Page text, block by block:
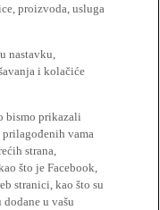
proizvoda, usluga
nastavku,
i kolačiće
bismo prikazali
vama
strana,
što je Facebook,
stranici, kao što su
u vašu